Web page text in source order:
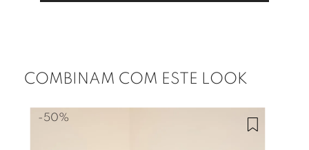
COMBINAM COM ESTE LOOK
-50%